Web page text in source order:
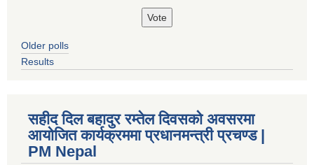
Older polls
Results
सहीद दिल बहादुर रम्तेल दिवसको अवसरमा
आयोजित कार्यक्रममा प्रधानमन्त्री प्रचण्ड |
PM Nepal